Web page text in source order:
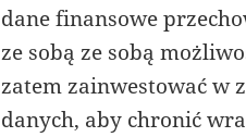
dane finansowe
ze sobą ze sobą
zatem zainwestować w
danych, aby chronić